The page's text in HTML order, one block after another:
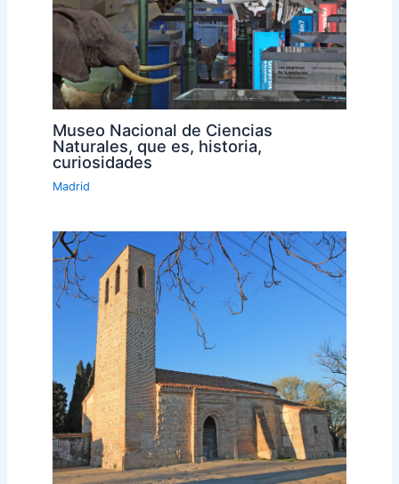
Museo Nacional de Ciencias
Naturales, que es, historia,
curiosidades
Madrid